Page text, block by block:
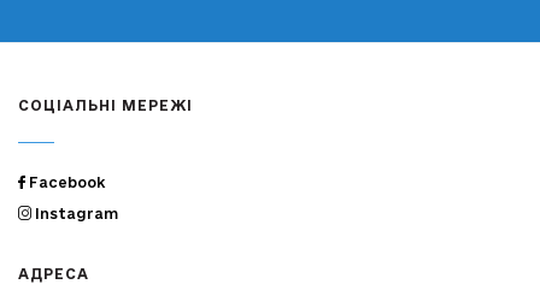
СОЦІАЛЬНІ МЕРЕЖІ
Facebook
Instagram
АДРЕСА